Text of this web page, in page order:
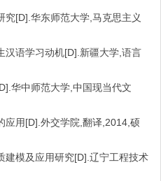
究[D].华东师范大学,马克思主义
汉语学习动机[D].新疆大学,语言
华中师范大学,中国现当代文
应用[D].外交学院,翻译,2014,硕
建模及应用研究[D].辽宁工程技术